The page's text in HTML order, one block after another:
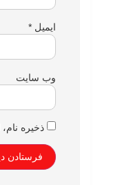
ایمیل *
وب‌ سایت
ذخیره